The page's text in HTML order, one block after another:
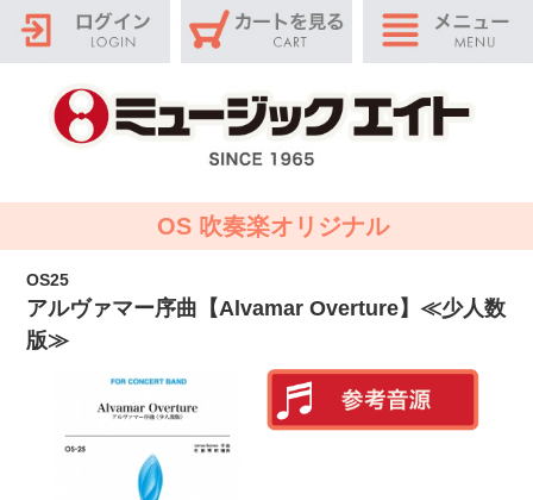
OS 吹奏楽オリジナル
OS25
アルヴァマー序曲【Alvamar Overture】≪少人数
版≫